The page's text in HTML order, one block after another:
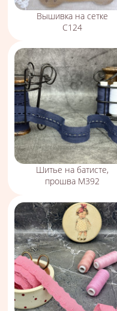
Вышивка на сетке
С124
Шитье на батисте,
прошва М392